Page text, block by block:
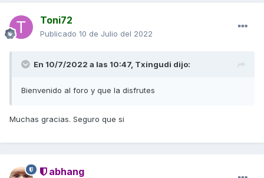
Toni72
Publicado 10 de Julio del 2022
En 10/7/2022 a las 10:47, Txingudi dijo:
Bienvenido al foro y que la disfrutes
Muchas gracias. Seguro que si
abhang